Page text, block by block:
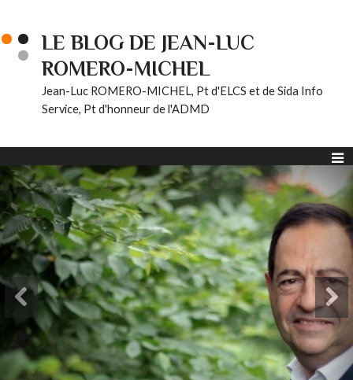
LE BLOG DE JEAN-LUC
ROMERO-MICHEL
Jean-Luc ROMERO-MICHEL, Pt d'ELCS et de Sida Info
Service, Pt d'honneur de l'ADMD